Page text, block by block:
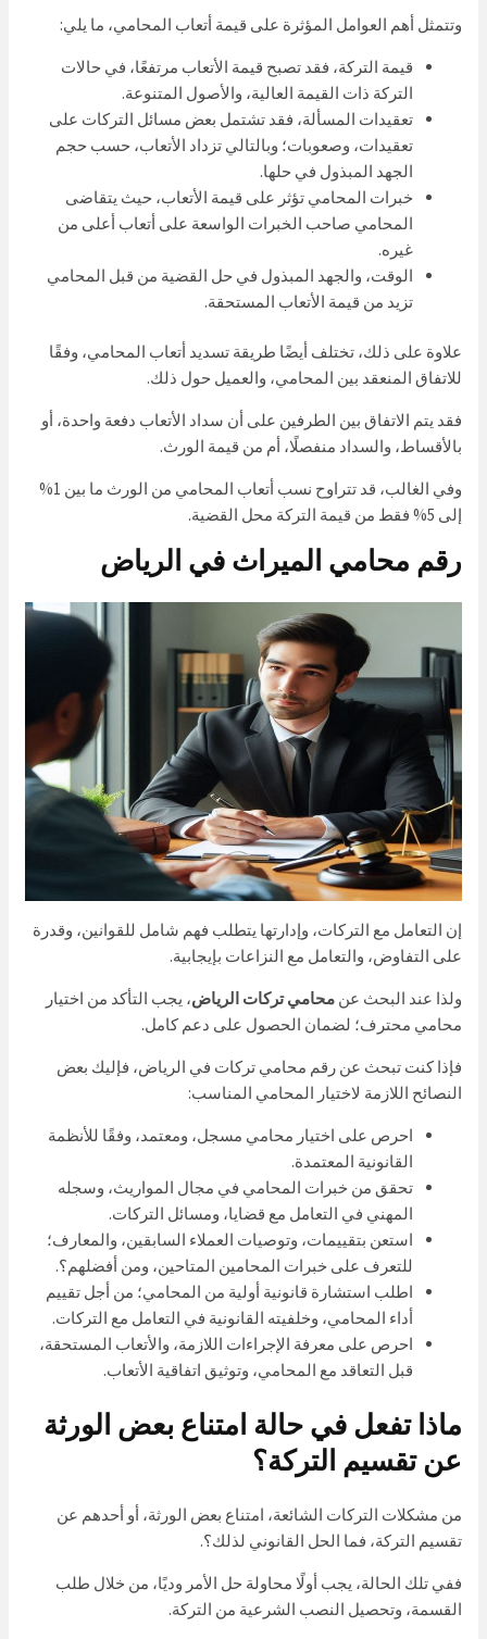
وتتمثل أهم العوامل المؤثرة على قيمة أتعاب المحامي، ما يلي:
قيمة التركة، فقد تصبح قيمة الأتعاب مرتفعًا، في حالات
التركة ذات القيمة العالية، والأصول المتنوعة.
تعقيدات المسألة، فقد تشتمل بعض مسائل التركات على
تعقيدات، وصعوبات؛ وبالتالي تزداد الأتعاب، حسب حجم
الجهد المبذول في حلها.
خبرات المحامي تؤثر على قيمة الأتعاب، حيث يتقاضى
المحامي صاحب الخبرات الواسعة على أتعاب أعلى من
غيره.
الوقت، والجهد المبذول في حل القضية من قبل المحامي
تزيد من قيمة الأتعاب المستحقة.
علاوة على ذلك، تختلف أيضًا طريقة تسديد أتعاب المحامي، وفقًا
للاتفاق المنعقد بين المحامي، والعميل حول ذلك.
فقد يتم الاتفاق بين الطرفين على أن سداد الأتعاب دفعة واحدة، أو
بالأقساط، والسداد منفصلًا، أم من قيمة الورث.
وفي الغالب، قد تتراوح نسب أتعاب المحامي من الورث ما بين 1%
إلى 5% فقط من قيمة التركة محل القضية.
رقم محامي الميراث في الرياض
إن التعامل مع التركات، وإدارتها يتطلب فهم شامل للقوانين، وقدرة
على التفاوض، والتعامل مع النزاعات بإيجابية.
ولذا عند البحث عنمحامي تركات الرياض، يجب التأكد من اختيار
محامي محترف؛ لضمان الحصول على دعم كامل.
فإذا كنت تبحث عن رقم محامي تركات في الرياض، فإليك بعض
النصائح اللازمة لاختيار المحامي المناسب:
احرص على اختيار محامي مسجل، ومعتمد، وفقًا للأنظمة
القانونية المعتمدة.
تحقق من خبرات المحامي في مجال المواريث، وسجله
المهني في التعامل مع قضايا، ومسائل التركات.
استعن بتقييمات، وتوصيات العملاء السابقين، والمعارف؛
للتعرف على خبرات المحامين المتاحين، ومن أفضلهم؟.
اطلب استشارة قانونية أولية من المحامي؛ من أجل تقييم
أداء المحامي، وخلفيته القانونية في التعامل مع التركات.
احرص على معرفة الإجراءات اللازمة، والأتعاب المستحقة،
قبل التعاقد مع المحامي، وتوثيق اتفاقية الأتعاب.
ماذا تفعل في حالة امتناع بعض الورثة
عن تقسيم التركة؟
من مشكلات التركات الشائعة، امتناع بعض الورثة، أو أحدهم عن
تقسيم التركة، فما الحل القانوني لذلك؟.
ففي تلك الحالة، يجب أولًا محاولة حل الأمر وديًا، من خلال طلب
القسمة، وتحصيل النصب الشرعية من التركة.